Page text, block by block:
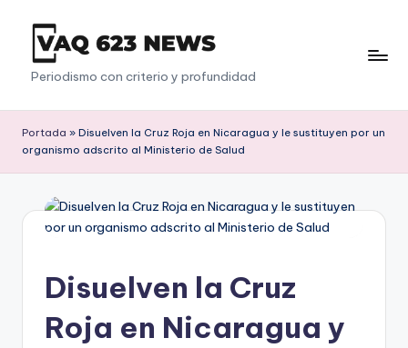
Saltar
contenido
V
a
q
6
3
Periodismo con criterio y profundidad
Portada » Disuelven la Cruz Roja en Nicaragua y le sustituyen por un
organismo adscrito al Ministerio de Salud
Disuelven la Cruz
Roja en Nicaragua y